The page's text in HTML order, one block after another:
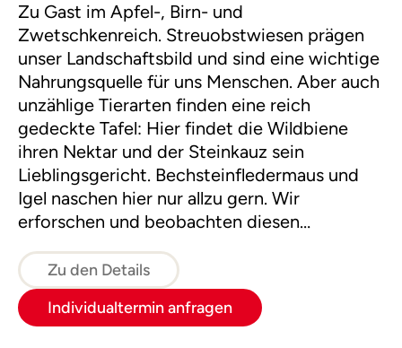
Zu Gast im Apfel-, Birn- und
Zwetschkenreich. Streuobstwiesen prägen
unser Landschaftsbild und sind eine wichtige
Nahrungsquelle für uns Menschen. Aber auch
unzählige Tierarten finden eine reich
gedeckte Tafel: Hier findet die Wildbiene
ihren Nektar und der Steinkauz sein
Lieblingsgericht. Bechsteinfledermaus und
Igel naschen hier nur allzu gern. Wir
erforschen und beobachten diesen
bereiten schließlich selbst eine
Streuobstwiesenjause zu.
Zu den Details
Individualtermin anfragen